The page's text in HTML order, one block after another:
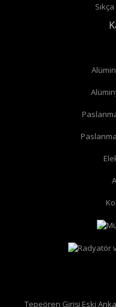
düz radyatör
köşe radyatör
Tepeören Girişi Eski